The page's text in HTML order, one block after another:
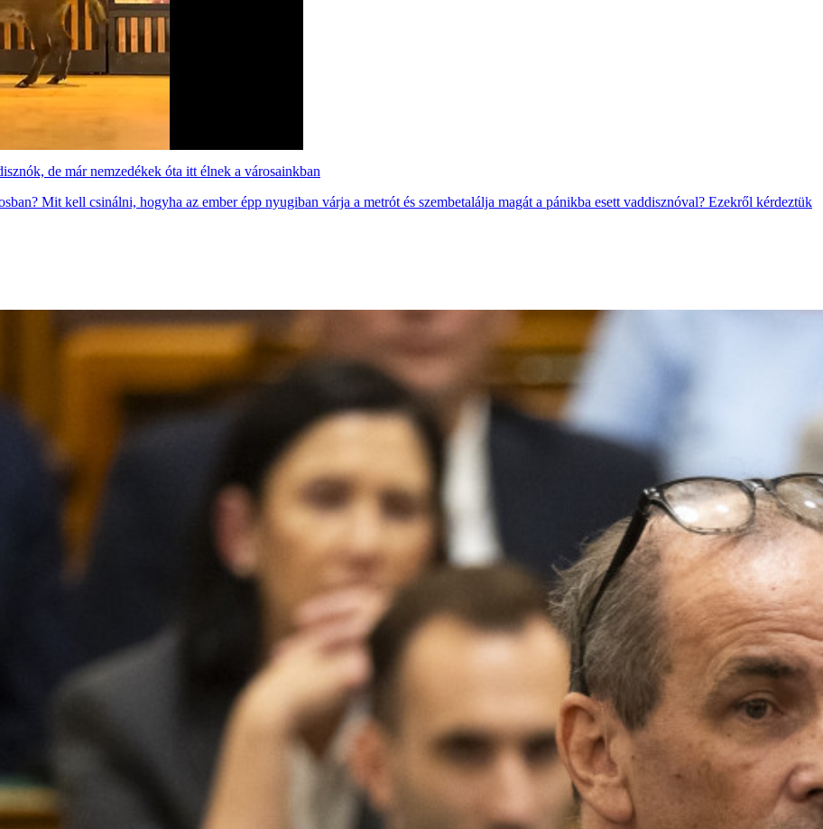
de már nemzedékek óta itt élnek a városainkban
Mit kell csinálni, hogyha az ember épp nyugiban várja a metrót és szembetalálja magát a pánikba esett vaddisznóval? Ezekről kérdeztük